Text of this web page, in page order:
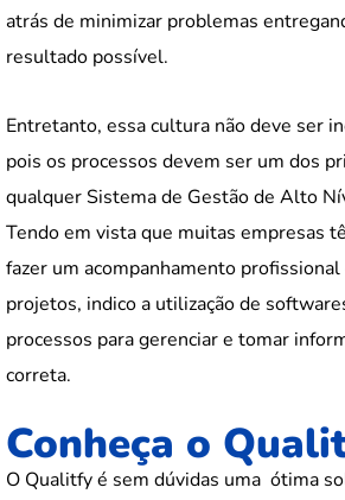
atrás de minimizar problemas
resultado possível.
Entretanto, essa cultura não deve ser
pois os processos devem ser um dos
qualquer Sistema de Gestão de Alto
Tendo em vista que muitas empresas
fazer um acompanhamento
projetos, indico a utilização de
processos para gerenciar e tomar
correta.
Conheça o
O Qualitfy é sem dúvidas uma ótima